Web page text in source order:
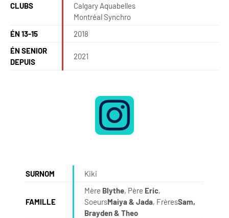
CLUBS
Calgary Aquabelles
Montréal Synchro
ÉN 13-15
2018
ÉN SENIOR
DEPUIS
2021
SURNOM Kiki
FAMILLE
Mère Blythe, Père Eric,
SoeursMaiya & Jada, FrèresSam,
Brayden & Theo